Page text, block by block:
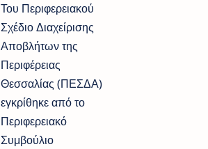
Του Περιφερειακού
Σχέδιο Διαχείρισης
Αποβλήτων της
Περιφέρειας
Θεσσαλίας (ΠΕΣΔΑ)
εγκρίθηκε από το
Περιφερειακό
Συμβούλιο